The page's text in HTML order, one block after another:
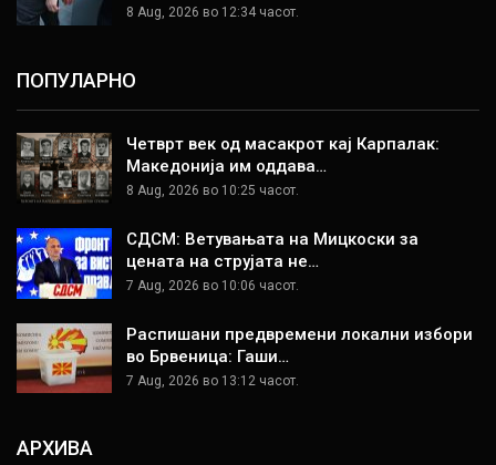
8 Aug, 2026 во 12:34 часот.
ПОПУЛАРНО
Четврт век од масакрот кај Карпалак:
Македонија им оддава…
8 Aug, 2026 во 10:25 часот.
СДСМ: Ветувањата на Мицкоски за
цената на струјата не…
7 Aug, 2026 во 10:06 часот.
Распишани предвремени локални избори
во Брвеница: Гаши…
7 Aug, 2026 во 13:12 часот.
АРХИВА